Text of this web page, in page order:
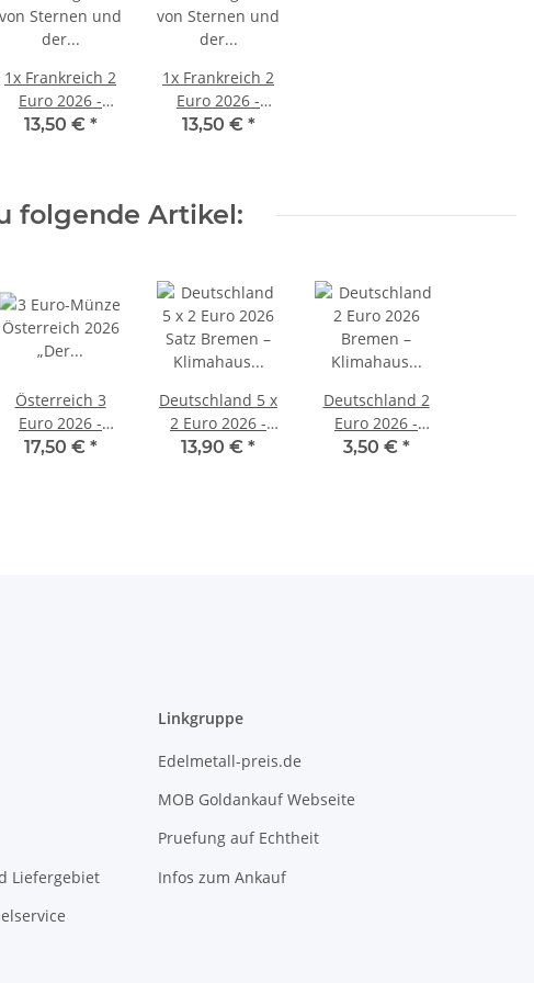
1x Frankreich 2
Euro 2026 -
Kleiner Prinz mit
13,50 € *
1x Frankreich 2
Euro 2026 -
Kleiner Prinz in
13,50 € *
folgende Artikel:
Österreich 3
Euro 2026 -
Fantastische
17,50 € *
Deutschland 5 x
2 Euro 2026 -
Bremen -
13,90 € *
Deutschland 2
Euro 2026 -
Bremen -
3,50 € *
Liefergebiet
Linkgruppe
Edelmetall-preis.de
MOB Goldankauf Webseite
Pruefung auf Echtheit
Infos zum Ankauf